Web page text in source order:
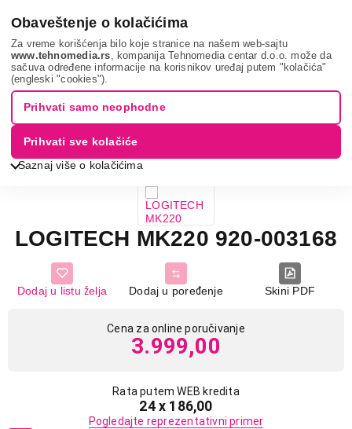
Obaveštenje o kolačićima
Za vreme korišćenja bilo koje stranice na našem web-sajtu
www.tehnomedia.rs , kompanija Tehnomedia centar d.o.o. može da
sačuva određene informacije na korisnikov uređaj putem "kolačića"
(engleski "cookies").
Saznaj više o kolačićima
Prihvati samo neophodne
Prihvati sve kolačiće
It & gaming Periferije Tastature
Logitech mk220
...
LOGITECH MK220 920-003168
Skini PDF
Dodaj u poređenje
Dodaj u listu želja
Cena za online poručivanje
3.999,00
Rata putem WEB kredita
24 x 186,00
Pogledajte reprezentativni primer